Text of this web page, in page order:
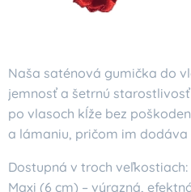
Naša saténová gumička do
jemnosť a šetrnú
po vlasoch kĺže bez
a lámaniu, pričom im
Dostupná v troch veľkostiach:
Maxi (6 cm) – výrazná,